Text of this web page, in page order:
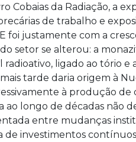
Cobaias da Radiação, a
de trabalho e
foi justamente com a
setor se alterou: a
ligado ao tório e
tarde daria origem à
à produção de
longo de décadas não
entre mudanças
de investimentos